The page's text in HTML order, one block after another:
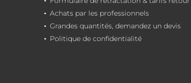
Achats par les professionnels
Grandes quantités, demandez un devis
Politique de confidentialité